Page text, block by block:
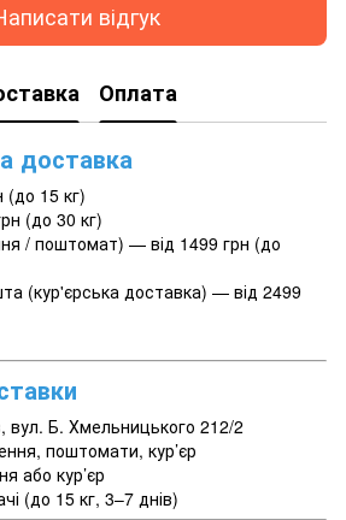
відгук
Оплата
доставка
(до 15 кг)
(до 30 кг)
/ поштомат) — від 1499 грн (до
(кур'єрська доставка) — від 2499
вул. Б. Хмельницького 212/2
поштомати, кур’єр
або кур’єр
(до 15 кг, 3–7 днів)